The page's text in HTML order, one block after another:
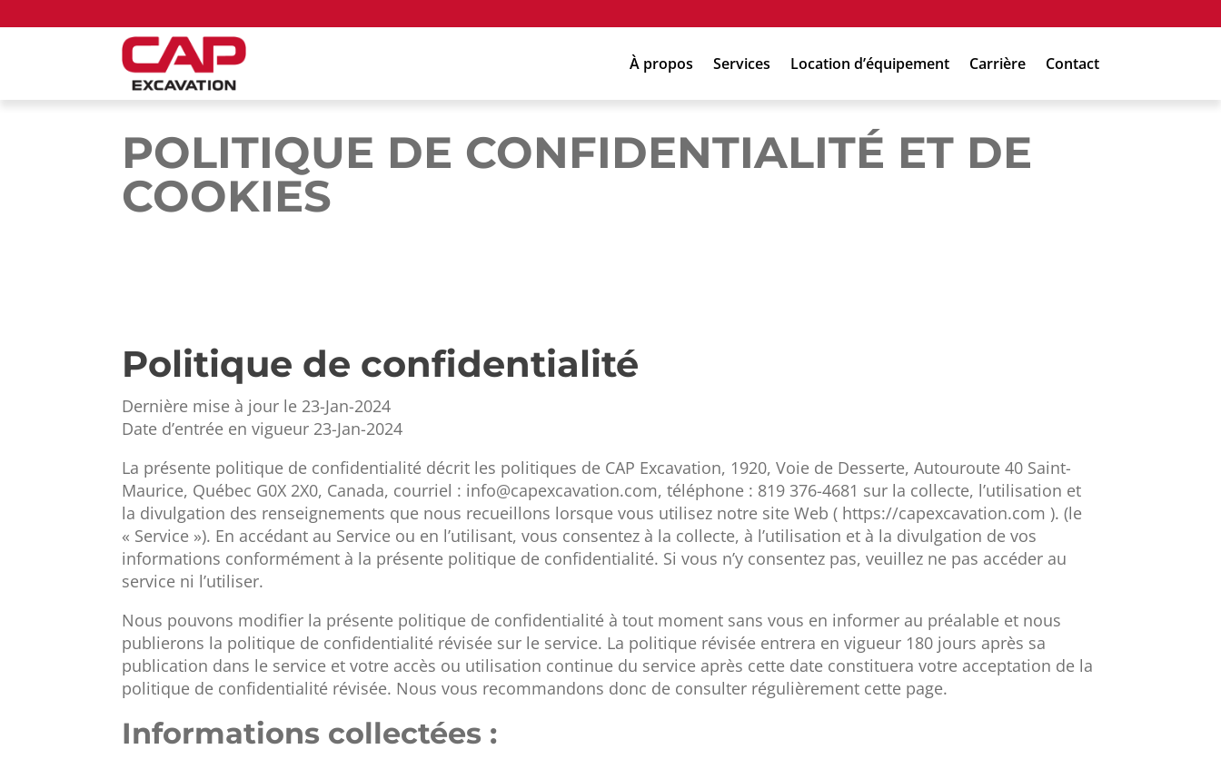
À propos Services Location d’équipement Carrière Contact
POLITIQUE DE CONFIDENTIALITÉ ET DE
COOKIES
Politique de confidentialité
Dernière mise à jour le 23-Jan-2024
Date d’entrée en vigueur 23-Jan-2024
La présente politique de confidentialité décrit les politiques de CAP Excavation, 1920, Voie de Desserte, Autouroute 40 Saint-
Maurice, Québec G0X 2X0, Canada, courriel : info@capexcavation.com, téléphone : 819 376-4681 sur la collecte, l’utilisation et
la divulgation des renseignements que nous recueillons lorsque vous utilisez notre site Web ( https://capexcavation.com ). (le
« Service »). En accédant au Service ou en l’utilisant, vous consentez à la collecte, à l’utilisation et à la divulgation de vos
informations conformément à la présente politique de confidentialité. Si vous n’y consentez pas, veuillez ne pas accéder au
service ni l’utiliser.
Nous pouvons modifier la présente politique de confidentialité à tout moment sans vous en informer au préalable et nous
publierons la politique de confidentialité révisée sur le service. La politique révisée entrera en vigueur 180 jours après sa
publication dans le service et votre accès ou utilisation continue du service après cette date constituera votre acceptation de la
politique de confidentialité révisée. Nous vous recommandons donc de consulter régulièrement cette page.
Informations collectées :